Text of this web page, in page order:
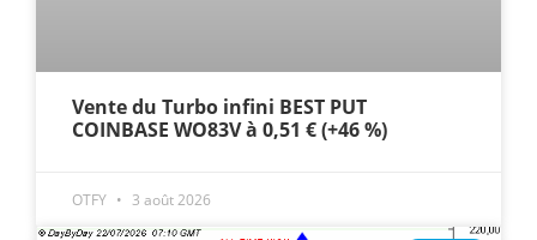
Vente du Turbo infini BEST PUT
COINBASE WO83V à 0,51 € (+46 %)
OTFY 3 août 2026